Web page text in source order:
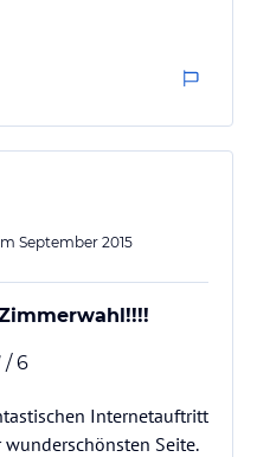
September 2015
/ 6
Internetauftritt
Seite.